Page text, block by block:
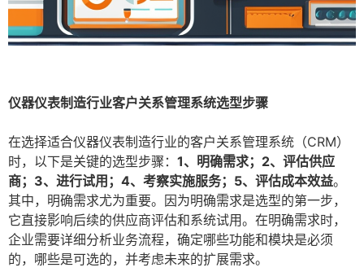
仪器仪表制造行业客户关系管理系统选型步骤
在选择适合仪器仪表制造行业的客户关系管理系统（CRM）
时，以下是关键的选型步骤： 1、明确需求；2、评估供应
商；3、进行试用；4、考察实施服务；5、评估成本效益。
其中，明确需求尤为重要。因为明确需求是选型的第一步，
它直接影响后续的供应商评估和系统试用。在明确需求时，
企业需要详细分析业务流程，确定哪些功能和模块是必须
的，哪些是可选的，并考虑未来的扩展需求。